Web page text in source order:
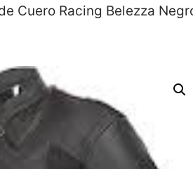
Cuero Racing Belezza